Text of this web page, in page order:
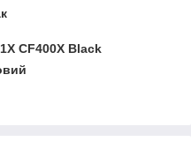
CF400X Black